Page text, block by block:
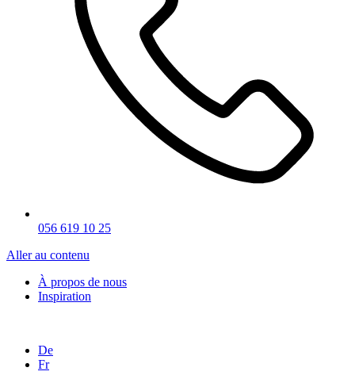
056 619 10 25
Aller au contenu
À propos de nous
Inspiration
De
Fr